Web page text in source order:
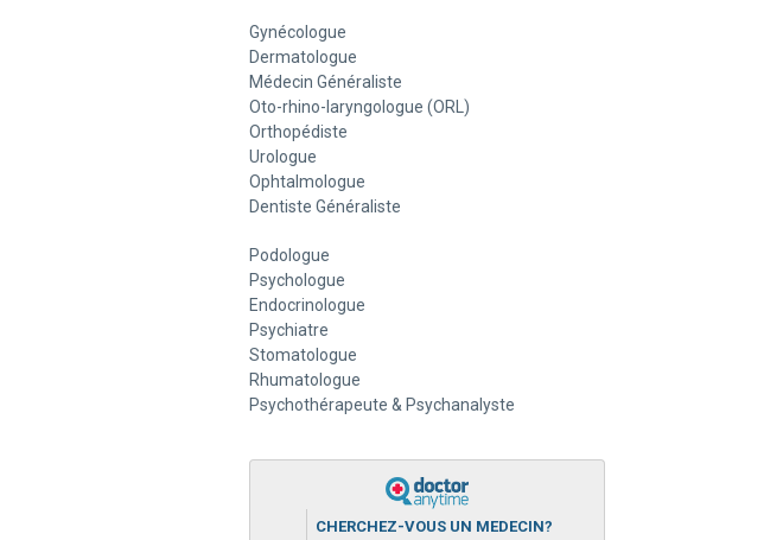
Gynécologue
Dermatologue
Médecin Généraliste
Oto-rhino-laryngologue (ORL)
Orthopédiste
Urologue
Ophtalmologue
Dentiste Généraliste
Podologue
Psychologue
Endocrinologue
Psychiatre
Stomatologue
Rhumatologue
Psychothérapeute & Psychanalyste
CHERCHEZ-VOUS UN MEDECIN?